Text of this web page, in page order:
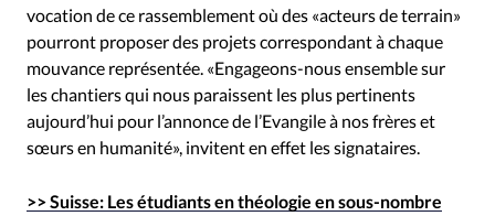
vocation de ce rassemblement où des «acteurs de terrain»
pourront proposer des projets correspondant à chaque
mouvance représentée. «Engageons-nous ensemble sur
les chantiers qui nous paraissent les plus pertinents
aujourd’hui pour l’annonce de l’Evangile à nos frères et
sœurs en humanité», invitent en effet les signataires.
>> Suisse: Les étudiants en théologie en sous-nombre